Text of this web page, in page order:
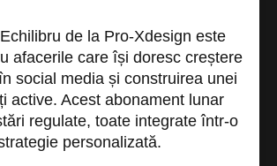
de la Pro-Xdesign este
afacerile care își doresc creștere
social media și construirea unei
active. Acest abonament lunar
regulate, toate integrate într-o
personalizată.